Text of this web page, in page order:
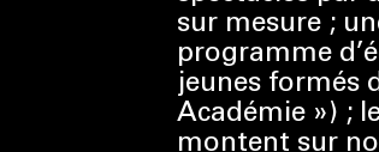
sur mesure ;
programme
jeunes formés
Académie ») ;
montent sur